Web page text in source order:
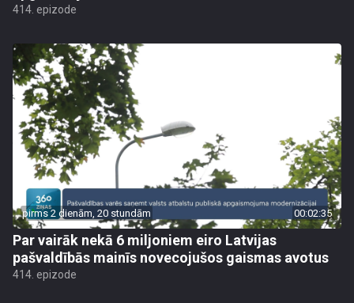
414. epizode
pirms 2 dienām, 20 stundām 00:02:35
Par vairāk nekā 6 miljoniem eiro Latvijas
pašvaldībās mainīs novecojušos gaismas avotus
414. epizode